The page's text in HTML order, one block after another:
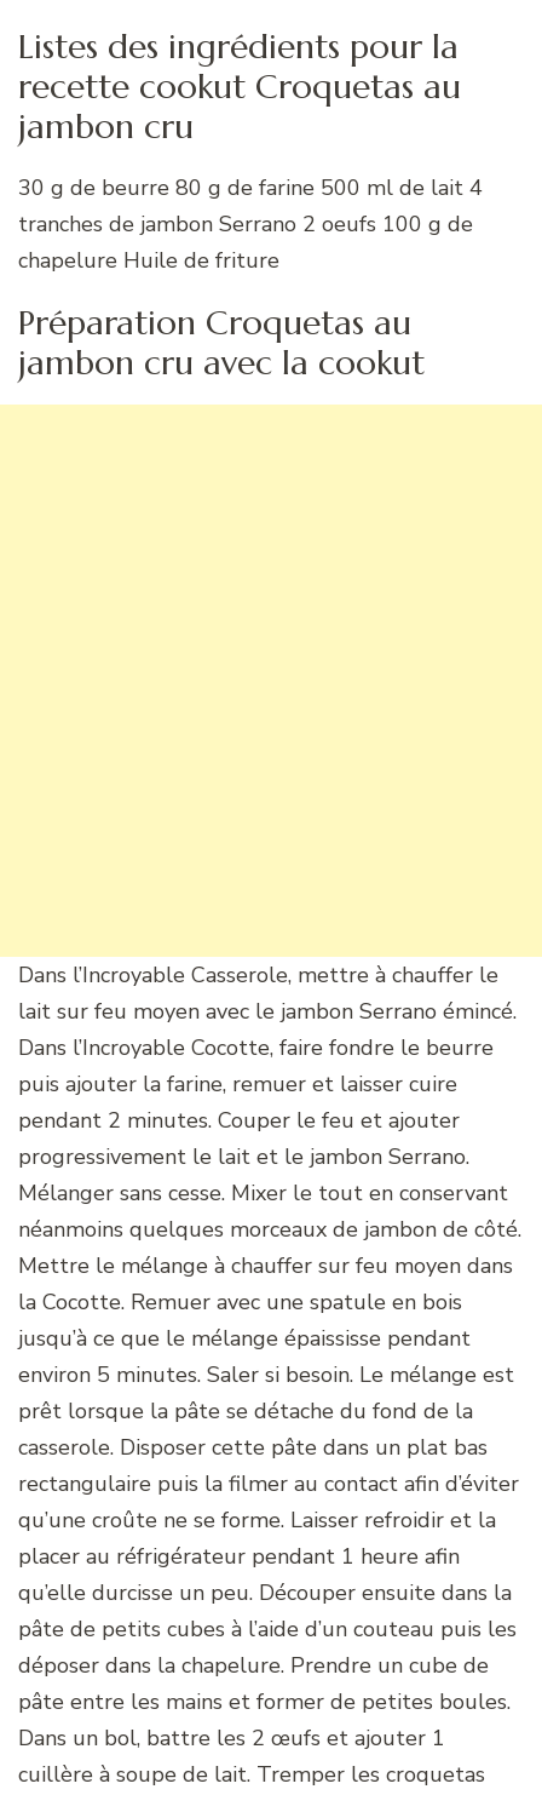
Listes des ingrédients pour la
recette cookut Croquetas au
jambon cru
30 g de beurre 80 g de farine 500 ml de lait 4
tranches de jambon Serrano 2 oeufs 100 g de
chapelure Huile de friture
Préparation Croquetas au
jambon cru avec la cookut
Dans l’Incroyable Casserole, mettre à chauffer le
lait sur feu moyen avec le jambon Serrano émincé.
Dans l’Incroyable Cocotte, faire fondre le beurre
puis ajouter la farine, remuer et laisser cuire
pendant 2 minutes. Couper le feu et ajouter
progressivement le lait et le jambon Serrano.
Mélanger sans cesse. Mixer le tout en conservant
néanmoins quelques morceaux de jambon de côté.
Mettre le mélange à chauffer sur feu moyen dans
la Cocotte. Remuer avec une spatule en bois
jusqu’à ce que le mélange épaississe pendant
environ 5 minutes. Saler si besoin. Le mélange est
prêt lorsque la pâte se détache du fond de la
casserole. Disposer cette pâte dans un plat bas
rectangulaire puis la filmer au contact afin d’éviter
qu’une croûte ne se forme. Laisser refroidir et la
placer au réfrigérateur pendant 1 heure afin
qu’elle durcisse un peu. Découper ensuite dans la
pâte de petits cubes à l’aide d’un couteau puis les
déposer dans la chapelure. Prendre un cube de
pâte entre les mains et former de petites boules.
Dans un bol, battre les 2 œufs et ajouter 1
cuillère à soupe de lait. Tremper les croquetas